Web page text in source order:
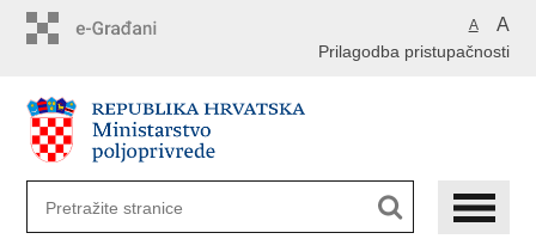
A A
Prilagodba pristupačnosti